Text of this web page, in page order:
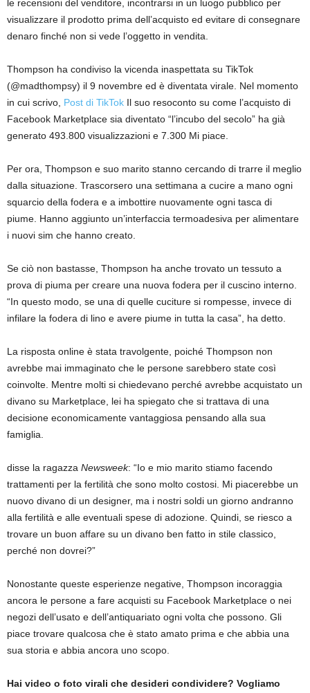
le recensioni del venditore, incontrarsi in un luogo pubblico per
visualizzare il prodotto prima dell’acquisto ed evitare di consegnare
denaro finché non si vede l’oggetto in vendita.
Thompson ha condiviso la vicenda inaspettata su TikTok
(@madthompsy) il 9 novembre ed è diventata virale. Nel momento
in cui scrivo, Post di TikTok Il suo resoconto su come l’acquisto di
Facebook Marketplace sia diventato “l’incubo del secolo” ha già
generato 493.800 visualizzazioni e 7.300 Mi piace.
Per ora, Thompson e suo marito stanno cercando di trarre il meglio
dalla situazione. Trascorsero una settimana a cucire a mano ogni
squarcio della fodera e a imbottire nuovamente ogni tasca di
piume. Hanno aggiunto un’interfaccia termoadesiva per alimentare
i nuovi sim che hanno creato.
Se ciò non bastasse, Thompson ha anche trovato un tessuto a
prova di piuma per creare una nuova fodera per il cuscino interno.
“In questo modo, se una di quelle cuciture si rompesse, invece di
infilare la fodera di lino e avere piume in tutta la casa”, ha detto.
La risposta online è stata travolgente, poiché Thompson non
avrebbe mai immaginato che le persone sarebbero state così
coinvolte. Mentre molti si chiedevano perché avrebbe acquistato un
divano su Marketplace, lei ha spiegato che si trattava di una
decisione economicamente vantaggiosa pensando alla sua
famiglia.
disse la ragazza Newsweek: “Io e mio marito stiamo facendo
trattamenti per la fertilità che sono molto costosi. Mi piacerebbe un
nuovo divano di un designer, ma i nostri soldi un giorno andranno
alla fertilità e alle eventuali spese di adozione. Quindi, se riesco a
trovare un buon affare su un divano ben fatto in stile classico,
perché non dovrei?”
Nonostante queste esperienze negative, Thompson incoraggia
ancora le persone a fare acquisti su Facebook Marketplace o nei
negozi dell’usato e dell’antiquariato ogni volta che possono. Gli
piace trovare qualcosa che è stato amato prima e che abbia una
sua storia e abbia ancora uno scopo.
Hai video o foto virali che desideri condividere? Vogliamo